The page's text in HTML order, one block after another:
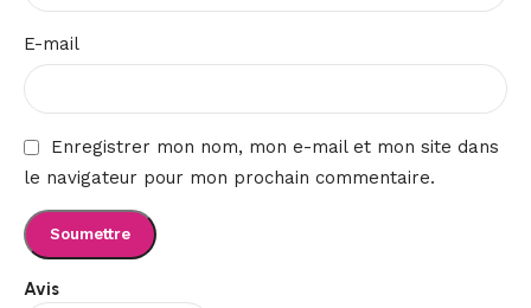
Avis
E-mail
Enregistrer mon nom, mon e-mail et mon site dans
le navigateur pour mon prochain commentaire.